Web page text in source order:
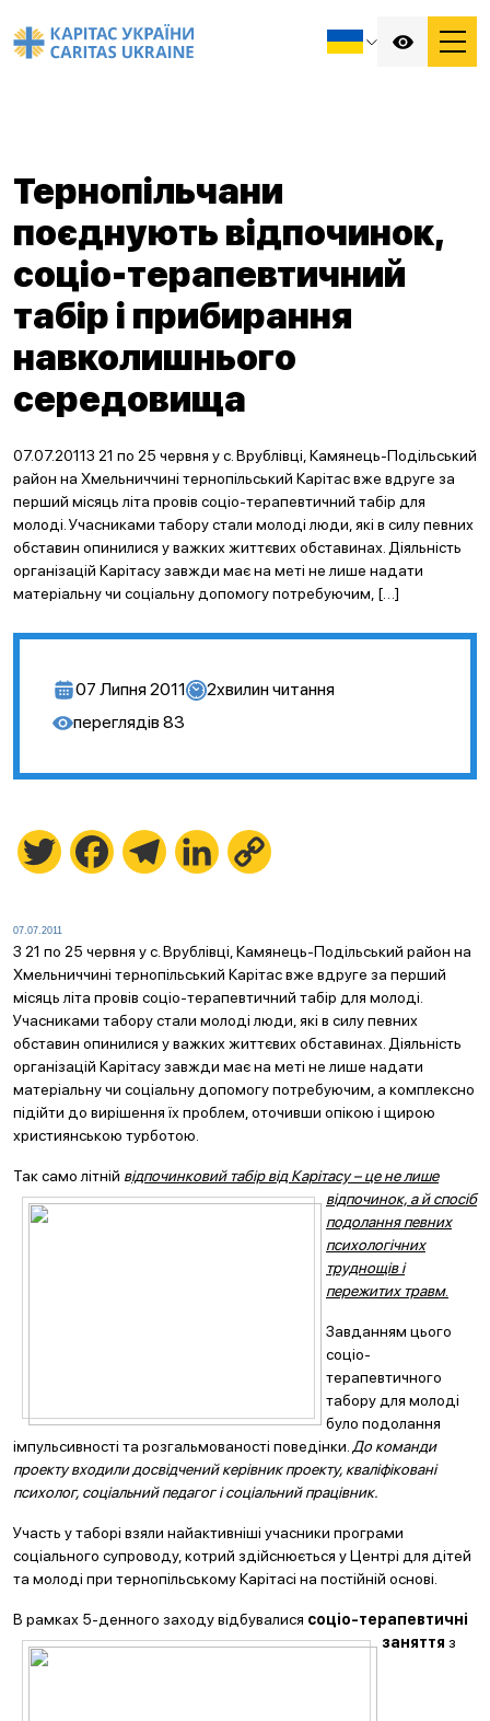
Тернопільчани
поєднують відпочинок,
соціо-терапевтичний
табір і прибирання
навколишнього
середовища
07.07.2011З 21 по 25 червня у с. Врублівці, Камянець-Подільський
район на Хмельниччині тернопільський Карітас вже вдруге за
перший місяць літа провів соціо-терапевтичний табір для
молоді. Учасниками табору стали молоді люди, які в силу певних
обставин опинилися у важких життєвих обставинах. Діяльність
організацій Карітасу завжди має на меті не лише надати
матеріальну чи соціальну допомогу потребуючим, […]
07 Липня 2011 2хвилин читання
переглядів 83
Twitter FacebookTelegramLinkedIn
07.07.2011
З 21 по 25 червня у с. Врублівці, Камянець-Подільський район на
Хмельниччині тернопільський Карітас вже вдруге за перший
місяць літа провів соціо-терапевтичний табір для молоді.
Учасниками табору стали молоді люди, які в силу певних
обставин опинилися у важких життєвих обставинах. Діяльність
організацій Карітасу завжди має на меті не лише надати
матеріальну чи соціальну допомогу потребуючим, а комплексно
підійти до вирішення їх проблем, оточивши опікою і щирою
християнською турботою.
Так само літній відпочинковий табір від Карітасу – це не лише
відпочинок, а й спосіб
подолання певних
психологічних
труднощів і
пережитих травм.
Завданням цього
соціо-
терапевтичного
табору для молоді
було подолання
імпульсивності та розгальмованості поведінки. До команди
проекту входили досвідчений керівник проекту, кваліфіковані
психолог, соціальний педагог і соціальний працівник.
Участь у таборі взяли найактивніші учасники програми
соціального супроводу, котрий здійснюється у Центрі для дітей
та молоді при тернопільському Карітасі на постійній основі.
В рамках 5-денного заходу відбувалися соціо-терапевтичні
заняття з